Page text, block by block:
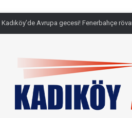
Kadıköy’de Avrupa gecesi! Fenerbahçe